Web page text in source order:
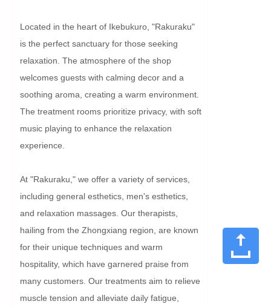
Located in the heart of Ikebukuro, "Rakuraku"
is the perfect sanctuary for those seeking
relaxation. The atmosphere of the shop
welcomes guests with calming decor and a
soothing aroma, creating a warm environment.
The treatment rooms prioritize privacy, with soft
music playing to enhance the relaxation
experience.
At "Rakuraku," we offer a variety of services,
including general esthetics, men's esthetics,
and relaxation massages. Our therapists,
hailing from the Zhongxiang region, are known
for their unique techniques and warm
hospitality, which have garnered praise from
many customers. Our treatments aim to relieve
muscle tension and alleviate daily fatigue,